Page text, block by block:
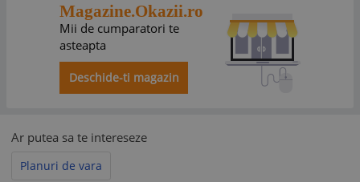
Magazine.Okazii.ro
Mii de cumparatori te
asteapta
Deschide-ti magazin
Ar putea sa te intereseze
Planuri de vara